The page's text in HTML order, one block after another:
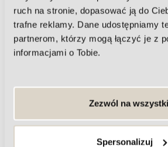
ruch na stronie, dopasować ją do
trafne reklamy. Dane udostępniamy
partnerom, którzy mogą łączyć je z
informacjami o Tobie.
Zezwól na
Spersonalizuj
Oprawa oka